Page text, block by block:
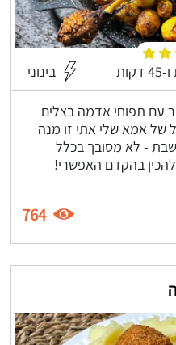
בינוני
עם תפוחי אדמה בצלים
של אמא שלי אתי זו מנה
- לא מסובך בכלל
בהקדם האפשרי!
764